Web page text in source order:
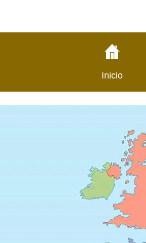
Inicio